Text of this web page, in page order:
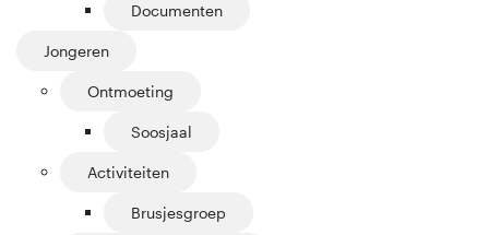
Documenten
Jongeren
Ontmoeting
Soosjaal
Activiteiten
Brusjesgroep